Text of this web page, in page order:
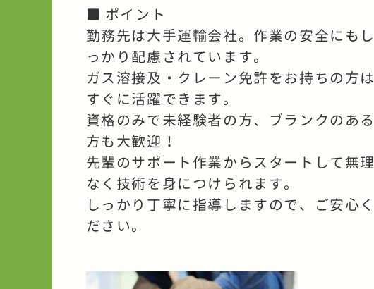
■ ポイント
勤務先は大手運輸会社。作業の安全にもし
っかり配慮されています。
ガス溶接及・クレーン免許をお持ちの方は
すぐに活躍できます。
資格のみで未経験者の方、ブランクのある
方も大歓迎！
先輩のサポート作業からスタートして無理
なく技術を身につけられます。
しっかり丁寧に指導しますので、ご安心く
ださい。